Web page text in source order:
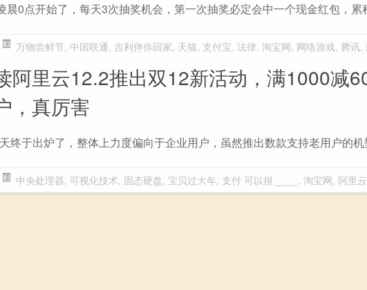
0点开始了，每天3次抽奖机会，第一次抽奖必定会中一个现金红包，累
万物尝鲜节, 中国联通, 吉利伴你回家, 天猫, 支付宝, 法律, 淘宝网, 网络游戏, 腾讯,
阿里云12.2推出双12新活动，满1000减
，真厉害
终于出炉了，整体上力度偏向于企业用户，虽然推出数款支持老用户的
中央处理器, 可视化技术, 固态硬盘, 宝贝过大年, 支付 可以很 ____ , 淘宝网, 阿里